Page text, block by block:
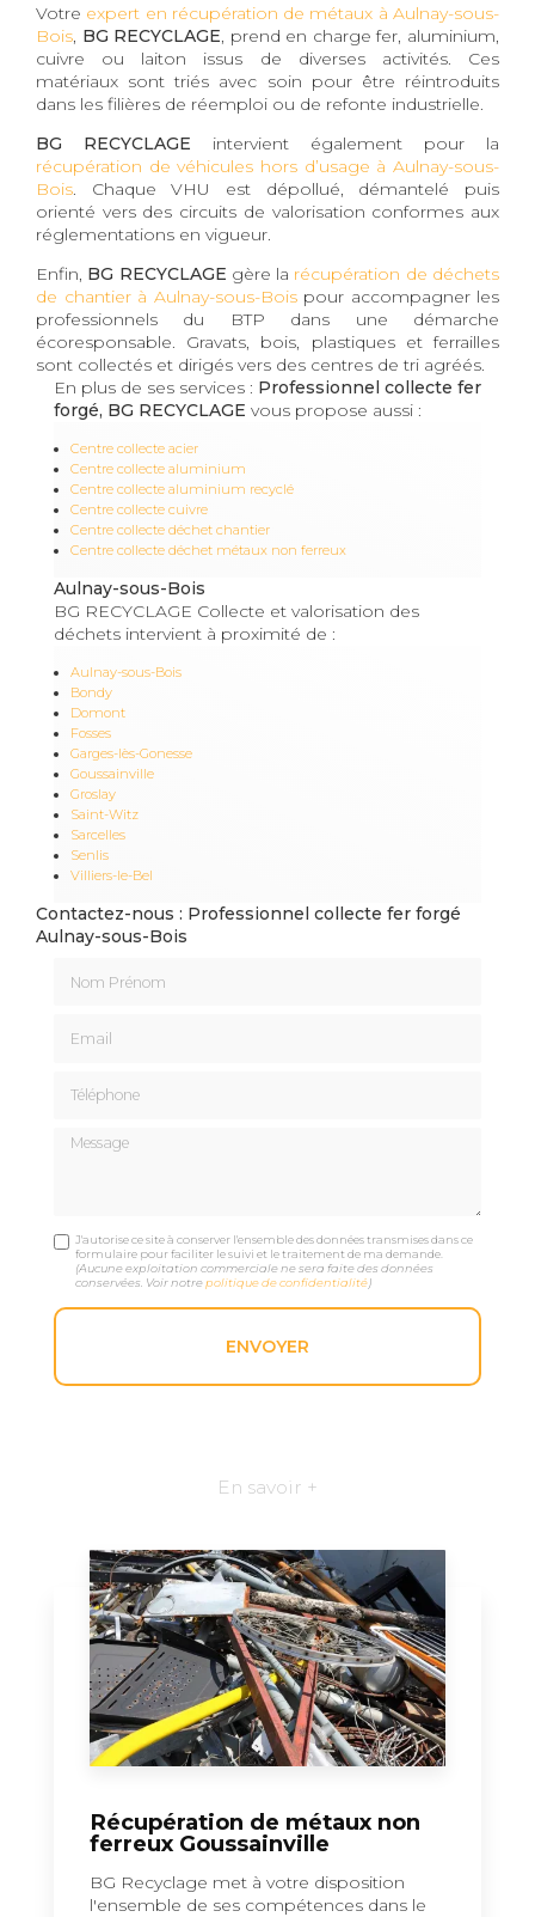
Votre expert en récupération de métaux à Aulnay-sous-
Bois, BG RECYCLAGE, prend en charge fer, aluminium,
cuivre ou laiton issus de diverses activités. Ces
matériaux sont triés avec soin pour être réintroduits
dans les filières de réemploi ou de refonte industrielle.
BG RECYCLAGE intervient également pour la
récupération de véhicules hors d’usage à Aulnay-sous-
Bois. Chaque VHU est dépollué, démantelé puis
orienté vers des circuits de valorisation conformes aux
réglementations en vigueur.
Enfin, BG RECYCLAGE gère la récupération de déchets
de chantier à Aulnay-sous-Boispour accompagner les
professionnels du BTP dans une démarche
écoresponsable. Gravats, bois, plastiques et ferrailles
sont collectés et dirigés vers des centres de tri agréés.
En plus de ses services : Professionnel collecte fer
forgé, BG RECYCLAGE vous propose aussi :
Centre collecte acier
Centre collecte aluminium
Centre collecte aluminium recyclé
Centre collecte cuivre
Centre collecte déchet chantier
Centre collecte déchet métaux non ferreux
Aulnay-sous-Bois
BG RECYCLAGE Collecte et valorisation des
déchets intervient à proximité de :
Aulnay-sous-Bois
Bondy
Domont
Fosses
Garges-lès-Gonesse
Goussainville
Groslay
Saint-Witz
Sarcelles
Senlis
Villiers-le-Bel
Contactez-nous : Professionnel collecte fer forgé
Aulnay-sous-Bois
Message
J'autorise ce site à conserver l'ensemble des données transmises dans ce
formulaire pour faciliter le suivi et le traitement de ma demande.
(Aucune exploitation commerciale ne sera faite des données
conservées. Voir notrepolitique de confidentialité)
En savoir +
Récupération de métaux non
ferreux Goussainville
BG Recyclage met à votre disposition
l'ensemble de ses compétences dans le